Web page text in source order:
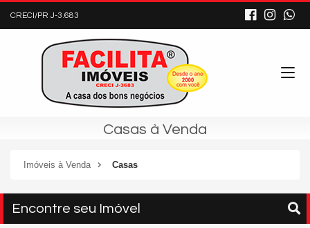
CRECI/PR J-3.683
Casas à Venda
Imóveis à Venda Casas
Encontre seu Imóvel